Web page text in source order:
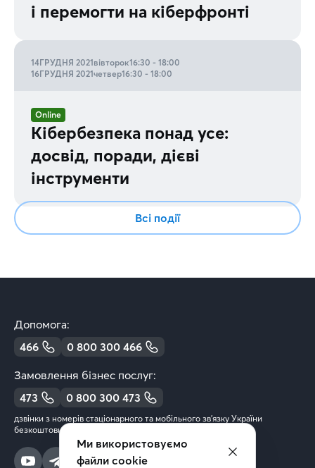
і перемогти на кіберфронті
14ГРУДНЯ 2021вівторок16:30 - 18:00
16ГРУДНЯ 2021четвер16:30 - 18:00
Online
Кібербезпека понад усе:
досвід, поради, дієві
інструменти
Всі події
Допомога:
466
0 800 300 466
Замовлення бізнес послуг:
473
0 800 300 473
дзвінки з номерів стаціонарного та мобільного зв’язку України
безкоштовні
Ми використовуємо
файли cookie